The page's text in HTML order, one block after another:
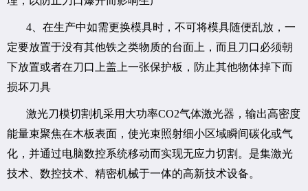
4、在生产中如需更换模具时，不可将模具随便乱放，一
定要放置于没有其他铁之类物质的台面上，而且刀口必须朝
下放置或者在刀口上盖上一张保护板，防止其他物体掉下而
损坏刀具
激光刀模切割机采用大功率CO2气体激光器，输出高密度
能量束聚焦在木板表面，使光束照射细小区域瞬间碳化或气
化，并通过电脑数控系统移动而实现无应力切割。是集激光
技术、数控技术、精密机械于一体的高新技术设备。